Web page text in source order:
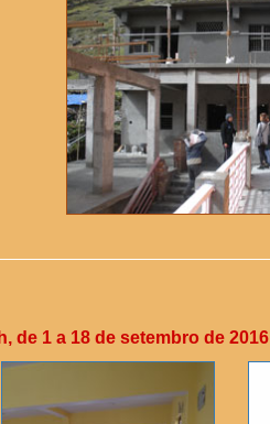
de 1 a 18 de setembro de 2016